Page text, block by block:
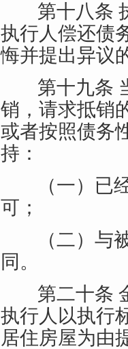
第十八条
执行人偿还债
悔并提出异议
第十九条
销，请求抵销
或者按照债务
持：
（一）已
可；
（二）与
同。
第二十条
执行人以执行
居住房屋为由